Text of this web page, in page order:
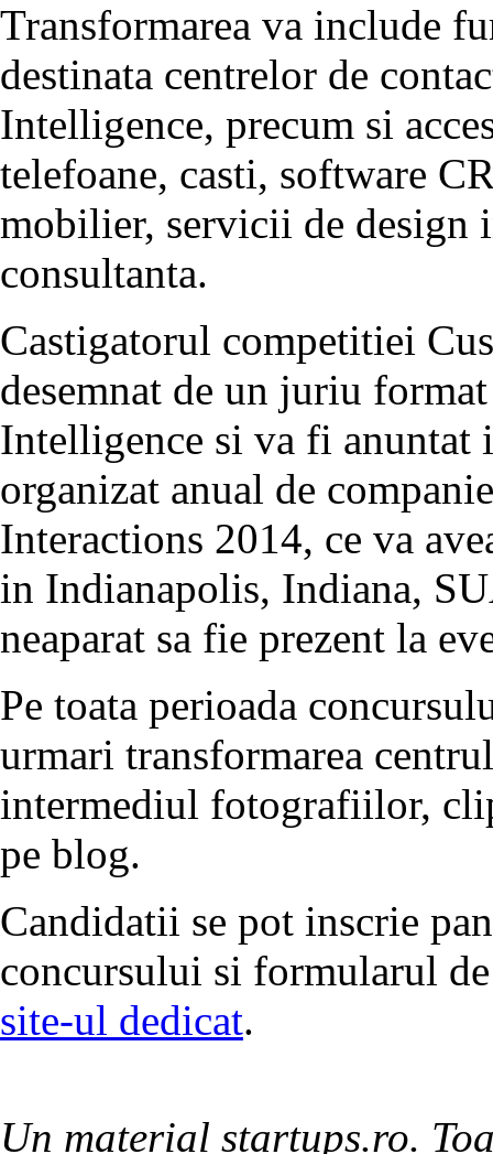
Transformarea va include
destinata centrelor de
Intelligence, precum si
telefoane, casti, software
mobilier, servicii de
consultanta.
Castigatorul competitiei
desemnat de un juriu
Intelligence si va fi
organizat anual de
Interactions 2014, ce va
in Indianapolis, Indiana,
neaparat sa fie prezent la
Pe toata perioada
urmari transformarea
intermediul fotografiilor,
pe blog.
Candidatii se pot inscrie
concursului si formularul
site-ul dedicat.
Un material startups.ro.